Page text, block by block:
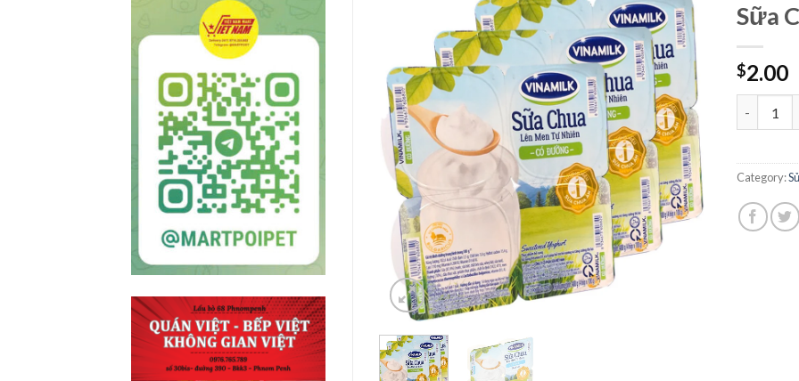
Add to
wishlist
Sữa
$2.00
Category: